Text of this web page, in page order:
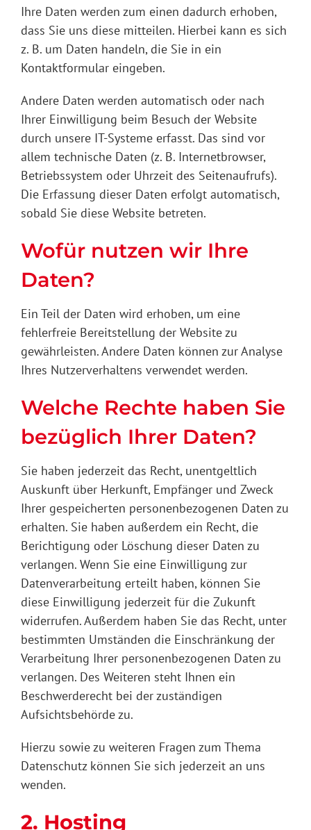
Ihre Daten werden zum einen dadurch erhoben,
dass Sie uns diese mitteilen. Hierbei kann es sich
z. B. um Daten handeln, die Sie in ein
Kontaktformular eingeben.
Andere Daten werden automatisch oder nach
Ihrer Einwilligung beim Besuch der Website
durch unsere IT-Systeme erfasst. Das sind vor
allem technische Daten (z. B. Internetbrowser,
Betriebssystem oder Uhrzeit des Seitenaufrufs).
Die Erfassung dieser Daten erfolgt automatisch,
sobald Sie diese Website betreten.
Wofür nutzen wir Ihre
Daten?
Ein Teil der Daten wird erhoben, um eine
fehlerfreie Bereitstellung der Website zu
gewährleisten. Andere Daten können zur Analyse
Ihres Nutzerverhaltens verwendet werden.
Welche Rechte haben Sie
bezüglich Ihrer Daten?
Sie haben jederzeit das Recht, unentgeltlich
Auskunft über Herkunft, Empfänger und Zweck
Ihrer gespeicherten personenbezogenen Daten zu
erhalten. Sie haben außerdem ein Recht, die
Berichtigung oder Löschung dieser Daten zu
verlangen. Wenn Sie eine Einwilligung zur
Datenverarbeitung erteilt haben, können Sie
diese Einwilligung jederzeit für die Zukunft
widerrufen. Außerdem haben Sie das Recht, unter
bestimmten Umständen die Einschränkung der
Verarbeitung Ihrer personenbezogenen Daten zu
verlangen. Des Weiteren steht Ihnen ein
Beschwerderecht bei der zuständigen
Aufsichtsbehörde zu.
Hierzu sowie zu weiteren Fragen zum Thema
Datenschutz können Sie sich jederzeit an uns
wenden.
2. Hosting